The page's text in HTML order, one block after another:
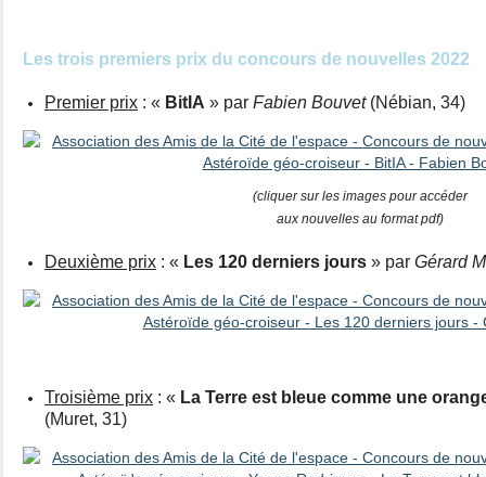
Les trois premiers prix du concours de nouvelles 2022
Premier prix : « BitIA » par Fabien Bouvet(Nébian, 34)
(cliquer sur les images pour accéder
aux nouvelles au format pdf)
Deuxième prix : « Les 120 derniers jours » par Gérard
Troisième prix : « La Terre est bleue comme une
(Muret, 31)